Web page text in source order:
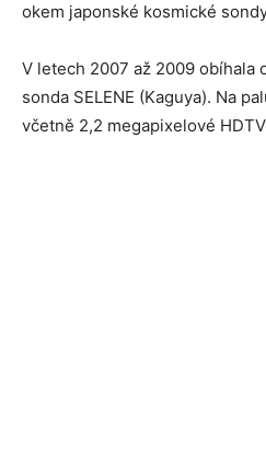
okem japonské kosmické
V letech 2007 až 2009 obíhala
sonda SELENE (Kaguya). Na
včetně 2,2 megapixelové